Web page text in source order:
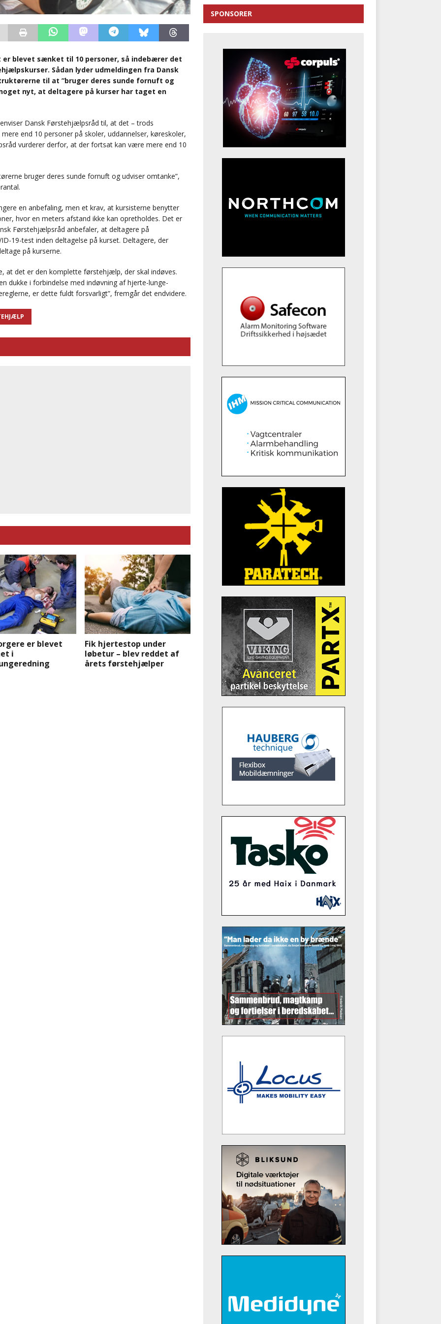
er blevet sænket til 10 personer, så indebærer det
Sådan lyder udmeldingen fra Dansk
til at ”bruger deres sunde fornuft og
nyt, at deltagere på kurser har taget en
Dansk Førstehjælpsråd til, at det – trods
end 10 personer på skoler, uddannelser, køreskoler,
vurderer derfor, at der fortsat kan være mere end 10
bruger deres sunde fornuft og udviser omtanke”,
en anbefaling, men et krav, at kursisterne benytter
hvor en meters afstand ikke kan opretholdes. Det er
Førstehjælpsråd anbefaler, at deltagere på
19-test inden deltagelse på kurset. Deltagere, der
på kurserne.
at det er den komplette førstehjælp, der skal indøves.
dukke i forbindelse med indøvning af hjerte-lunge-
er dette fuldt forsvarligt”, fremgår det endvidere.
er blevet
i
Fik hjertestop under
løbetur – blev reddet af
årets førstehjælper
SPONSORER